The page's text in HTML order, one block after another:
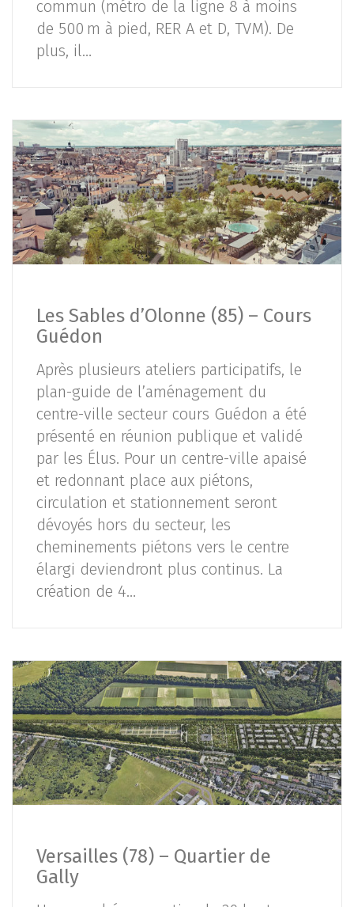
commun (métro de la ligne 8 à moins
de 500 m à pied, RER A et D, TVM). De
plus, il…
Les Sables d’Olonne (85) – Cours
Guédon
Après plusieurs ateliers participatifs, le
plan-guide de l’aménagement du
centre-ville secteur cours Guédon a été
présenté en réunion publique et validé
par les Élus. Pour un centre-ville apaisé
et redonnant place aux piétons,
circulation et stationnement seront
dévoyés hors du secteur, les
cheminements piétons vers le centre
élargi deviendront plus continus. La
création de 4…
Versailles (78) – Quartier de
Gally